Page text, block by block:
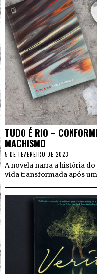
TUDO É RIO –
MACHISMO
5 DE FEVEREIRO DE 2023
A novela narra a história do
vida transformada após